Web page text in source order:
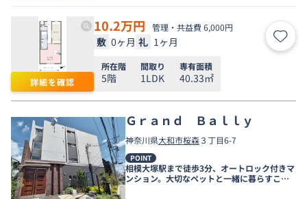
詳細を確認
10.2万円 管理・共益費 6,000円
敷 0ヶ月 礼 1ヶ月 お気
所在階
5階
間取り
1LDK
専有面積
40.33㎡
Ｇｒａｎｄ Ｂａｌｌｙ
神奈川県大和市桜森３丁目6-7
POINT
相模大塚駅まで徒歩3分、オートロック付きマ
ンション。大切なペットと一緒に暮らすこと
も可能です♪